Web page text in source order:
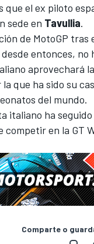
el ex piloto
sede en Tavullia.
de MotoGP tras
entonces,
aprovechará
que ha sido su
del mundo.
italiano ha
competir en la GT
Comparte o